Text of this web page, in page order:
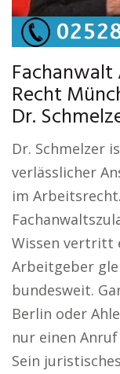
Recht
Dr.
Dr. Schmelzer
verlässlicher
im
Wissen vertritt
Arbeitgeber
bundesweit.
Berlin oder
nur einen
Sein